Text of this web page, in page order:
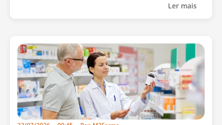
Ler mais